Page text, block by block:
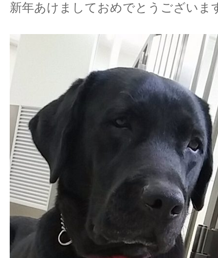
新年あけましておめでとうございま